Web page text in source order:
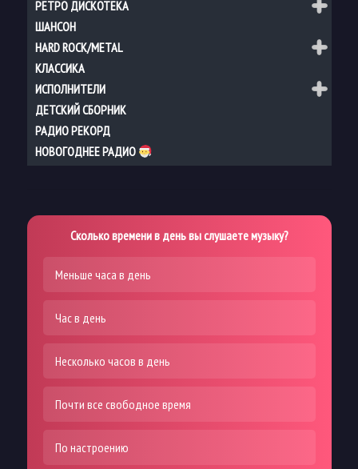
РЕТРО ДИСКОТЕКА
ШАНСОН
HARD ROCK/METAL
КЛАССИКА
ИСПОЛНИТЕЛИ
ДЕТСКИЙ СБОРНИК
РАДИО РЕКОРД
НОВОГОДНЕЕ РАДИО
Сколько времени в день вы слушаете музыку?
Меньше часа в день
Час в день
Несколько часов в день
Почти все свободное время
По настроению